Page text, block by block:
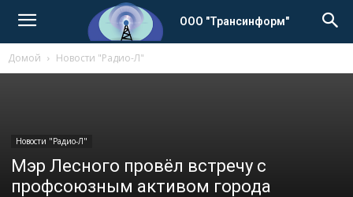
ООО "Трансинформ"
Домой Новости "Радио-Л"
Новости "Радио-Л"
Мэр Лесного провёл встречу с
профсоюзным активом города